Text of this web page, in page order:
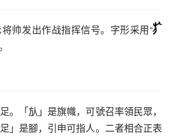
帅发出作战指挥信号。字形采用“
。「㫃」是旗幟，可號召率領民眾，
」是腳，引申可指人。二者相合正表